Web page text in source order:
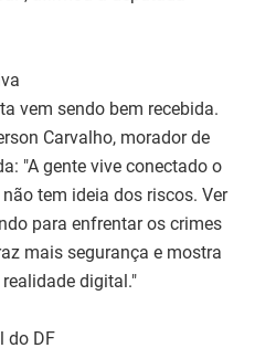
vem sendo bem recebida.
Carvalho, morador de
"A gente vive conectado o
tem ideia dos riscos. Ver
para enfrentar os crimes
mais segurança e mostra
digital."
do DF